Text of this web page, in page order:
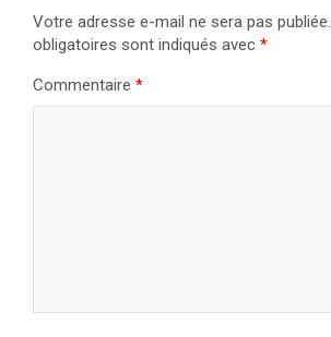
Votre adresse e-mail ne sera pas publiée.
obligatoires sont indiqués avec *
Commentaire *